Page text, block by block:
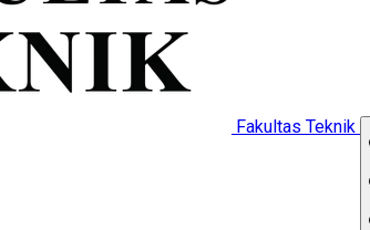
Fakultas Teknik